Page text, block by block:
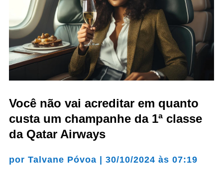
Você não vai acreditar em quanto
custa um champanhe da 1ª classe
da Qatar Airways
por Talvane Póvoa 30/10/2024 às 07:19